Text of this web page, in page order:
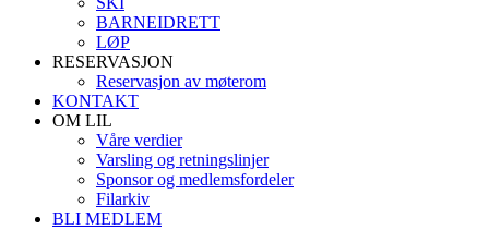
BARNEIDRETT
LØP
RESERVASJON
Reservasjon av møterom
KONTAKT
OM LIL
Våre verdier
Varsling og retningslinjer
Sponsor og medlemsfordeler
Filarkiv
BLI MEDLEM